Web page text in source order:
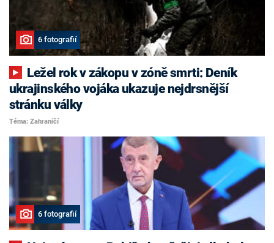
6 fotografií
ukrajinského vojáka ukazuje nejdrsnější
stránku války
Téma: Zahraničí
6 fotografií